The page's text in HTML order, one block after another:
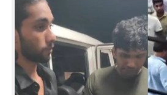
SPIRITUAL
INFO+
ART